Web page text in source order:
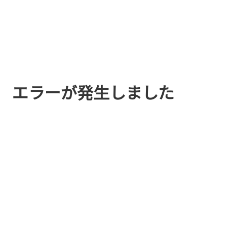
エラーが発生しました